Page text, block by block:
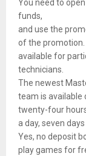
You need to
funds,
and use the
of the promotion.
available for
technicians.
The newest
team is available
twenty-four
a day, seven
Yes, no deposit
play games for